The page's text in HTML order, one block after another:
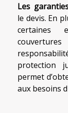
Les
le devis. En
certaines
protection
permet
aux besoins